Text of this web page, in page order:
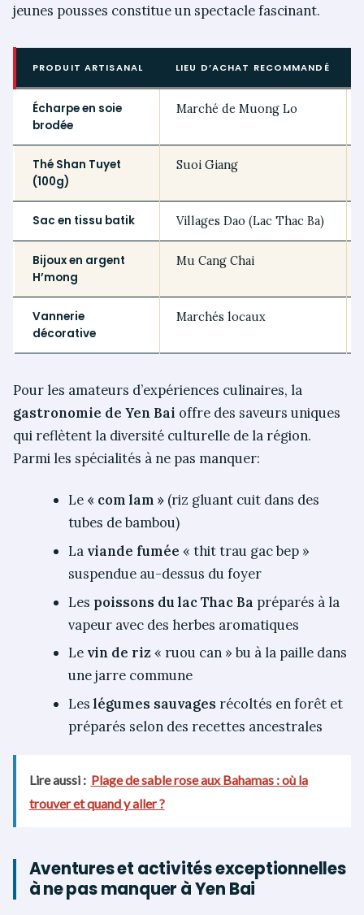
jeunes pousses constitue un spectacle fascinant.
PRODUIT ARTISANAL LIEU D’ACHAT RECOMMANDÉ
Écharpe en soie
brodée
Marché de Muong Lo
Thé Shan Tuyet
(100g)
Suoi Giang
Sac en tissu batik Villages Dao (Lac Thac Ba)
Bijoux en argent
H’mong
Mu Cang Chai
Vannerie
décorative
Marchés locaux
Pour les amateurs d’expériences culinaires, la
gastronomie de Yen Bai offre des saveurs uniques
qui reflètent la diversité culturelle de la région.
Parmi les spécialités à ne pas manquer:
Le « com lam » (riz gluant cuit dans des
tubes de bambou)
La viande fumée « thit trau gac bep »
suspendue au-dessus du foyer
Les poissons du lac Thac Ba préparés à la
vapeur avec des herbes aromatiques
Le vin de riz« ruou can » bu à la paille dans
une jarre commune
Leslégumes sauvages récoltés en forêt et
préparés selon des recettes ancestrales
Lire aussi : Plage de sable rose aux Bahamas : où la
trouver et quand y aller ?
Aventures et activités exceptionnelles
à ne pas manquer à Yen Bai